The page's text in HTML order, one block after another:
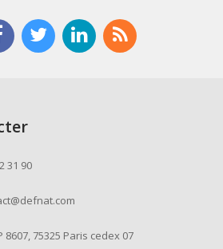
31 90
8607, 75325 Paris cedex 07